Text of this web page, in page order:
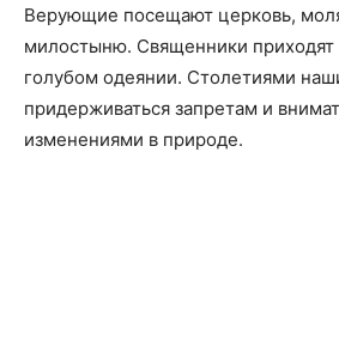
Верующие посещают церковь,
милостыню. Священники приходят
голубом одеянии. Столетиями
придерживаться запретам и
изменениями в природе.